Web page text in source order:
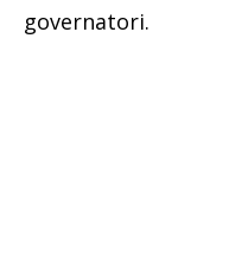
governatori.